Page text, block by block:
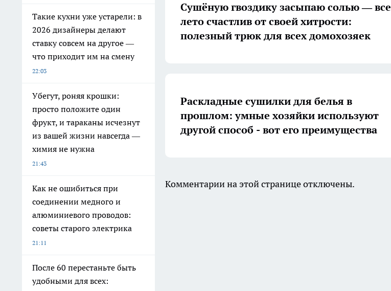
Такие кухни уже устарели: в
2026 дизайнеры делают
ставку совсем на другое —
что приходит им на смену
22:03
Убегут, роняя крошки:
просто положите один
фрукт, и тараканы исчезнут
из вашей жизни навсегда —
химия не нужна
21:43
Как не ошибиться при
соединении медного и
алюминиевого проводов:
советы старого электрика
21:11
После 60 перестаньте быть
удобными для всех:
Сушёную гвоздику засыпаю солью — все
лето счастлив от своей хитрости:
полезный трюк для всех домохозяек
Раскладные сушилки для белья в
прошлом: умные хозяйки используют
другой способ - вот его преимущества
Комментарии на этой странице отключены.